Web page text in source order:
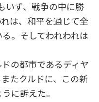
いず、戦争の中に勝
は、和平を通じて全
。そしてわれわれは
の都市であるディヤ
たクルドに、この新
に訴えた。